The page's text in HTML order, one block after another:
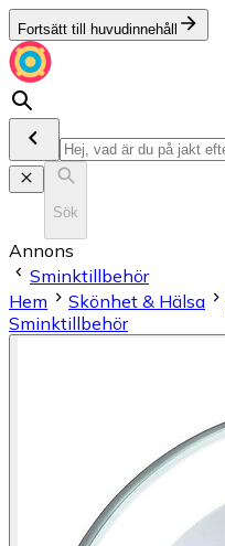
Fortsätt till huvudinnehåll
Sök
Annons
Sminktillbehör
Hem
Skönhet & Hälsa
Sminktillbehör